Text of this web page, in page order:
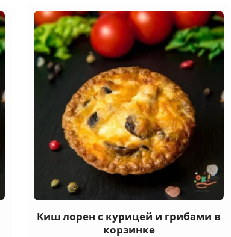
Киш лорен с курицей и грибами в
корзинке